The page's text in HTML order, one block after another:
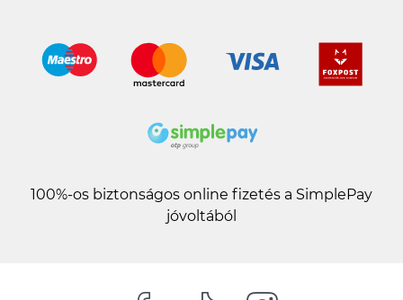
100%-os biztonságos online fizetés a SimplePay
jóvoltából